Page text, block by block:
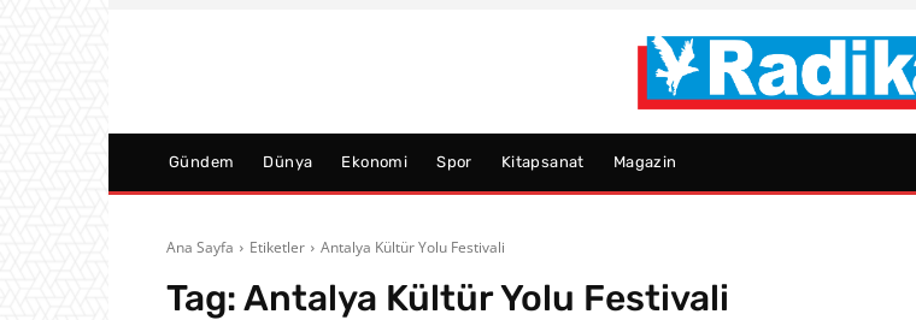
Gündem Dünya Ekonomi Spor Kitapsanat Magazin
Ana Sayfa Etiketler Antalya Kültür Yolu Festivali
Tag:Antalya Kültür Yolu Festivali